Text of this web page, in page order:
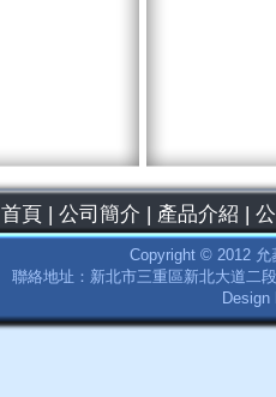
首頁| 公司簡介 | 產品介紹 |
Copyright © 2012 允
聯絡地址：新北市三重區新北大道二
Design